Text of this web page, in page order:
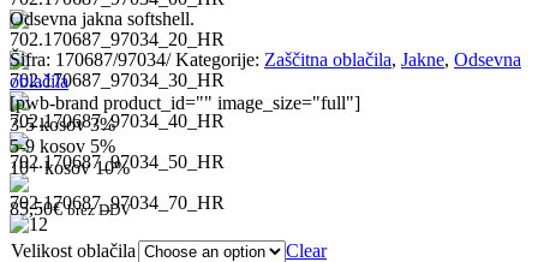
Odsevna jakna softshell.
Šifra: 170687/97034/Kategorije: Zaščitna oblačila, Jakne, Odsevna
oblačila
[pwb-brand product_id="" image_size="full"]
3-5 kosov 3%
5-9 kosov 5%
10+ kosov 10%
85,50€ brez DDV
Velikost oblačila
Clear